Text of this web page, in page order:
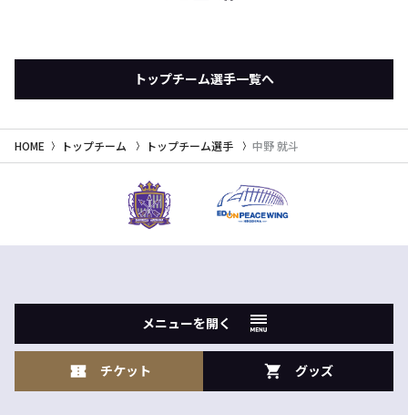
トップチーム選手一覧へ
HOME トップチーム トップチーム選手 中野 就斗
メニューを開く
チケット グッズ